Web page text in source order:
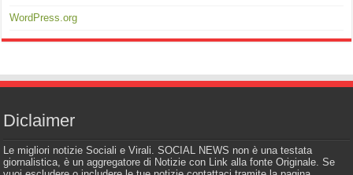
WordPress.org
Diclaimer
Le migliori notizie Sociali e Virali. SOCIAL NEWS non è una testata
giornalistica, è un aggregatore di Notizie con Link alla fonte Originale. Se